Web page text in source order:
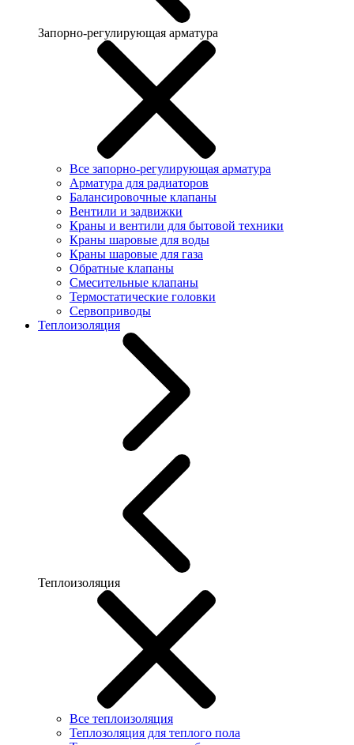
Запорно-регулирующая арматура
Все запорно-регулирующая арматура
Арматура для радиаторов
Балансировочные клапаны
Вентили и задвижки
Краны и вентили для бытовой техники
Краны шаровые для воды
Краны шаровые для газа
Обратные клапаны
Смесительные клапаны
Термостатические головки
Сервоприводы
Теплоизоляция
Теплоизоляция
Все теплоизоляция
Теплозоляция для теплого пола